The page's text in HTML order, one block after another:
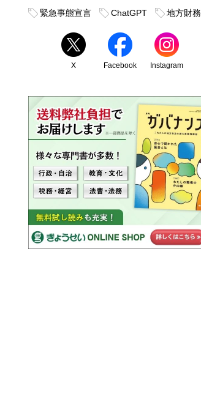
緊急事態宣言
ChatGPT 地方財務
X Facebook Instagram